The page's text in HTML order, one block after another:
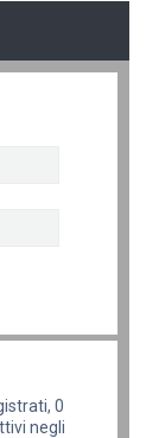
0
negli